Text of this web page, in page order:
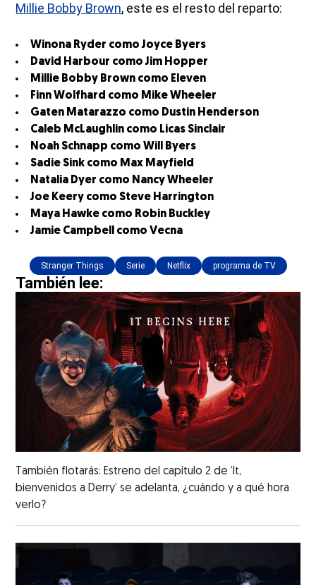
Millie Bobby Brown, este es el resto del reparto:
Winona Ryder como Joyce Byers
David Harbour como Jim Hopper
Millie Bobby Brown como Eleven
Finn Wolfhard como Mike Wheeler
Gaten Matarazzo como Dustin Henderson
Caleb McLaughlin como Licas Sinclair
Noah Schnapp como Will Byers
Sadie Sink como Max Mayfield
Natalia Dyer como Nancy Wheeler
Joe Keery como Steve Harrington
Maya Hawke como Robin Buckley
Jamie Campbell como Vecna
Stranger Things Serie Netflix programa de TV
También lee:
También flotarás: Estreno del capítulo 2 de ’It,
bienvenidos a Derry’ se adelanta, ¿cuándo y a qué hora
verlo?